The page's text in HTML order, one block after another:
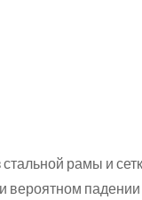
рамы и
вероятном падении